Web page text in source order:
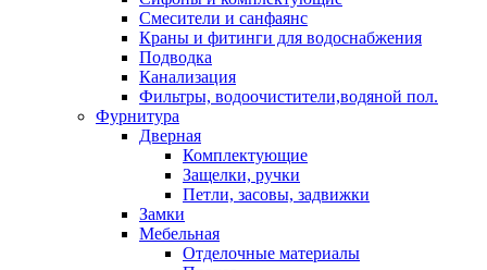
Смесители и санфаянс
Краны и фитинги для водоснабжения
Подводка
Канализация
Фильтры, водоочистители,водяной пол.
Фурнитура
Дверная
Комплектующие
Защелки, ручки
Петли, засовы, задвижки
Замки
Мебельная
Отделочные материалы